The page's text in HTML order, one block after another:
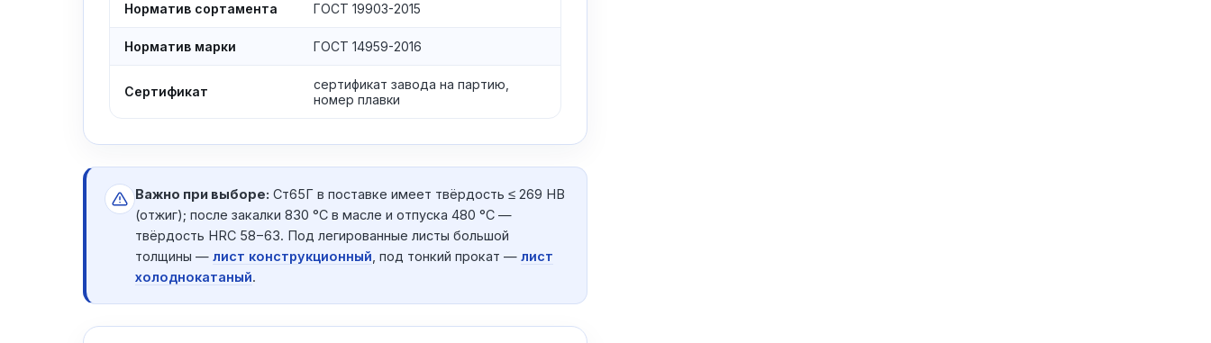
Норматив сортамента ГОСТ 19903-2015
Норматив марки ГОСТ 14959-2016
Сертификат
сертификат завода на партию,
номер плавки
Важно при выборе: Ст65Г в поставке имеет твёрдость ≤ 269 HB
(отжиг); после закалки 830 °C в масле и отпуска 480 °C —
твёрдость HRC 58−63. Под легированные листы большой
толщины — лист конструкционный , под тонкий прокат — лист
холоднокатаный.